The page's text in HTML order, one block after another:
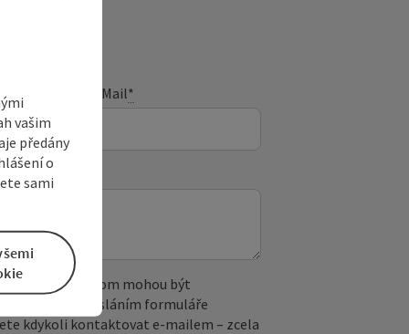
E-Mail*
Při tom mohou být
IP adresa). Odesláním formuláře
kdykoli kontaktovat e‑mailem – zcela
vašim
předány
o
sami